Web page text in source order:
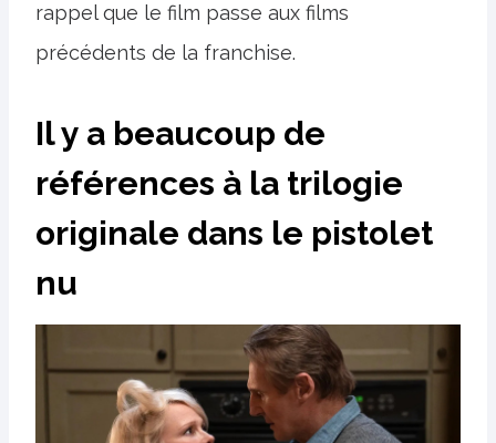
rappel que le film passe aux films
précédents de la franchise.
Il y a beaucoup de
références à la trilogie
originale dans le pistolet
nu